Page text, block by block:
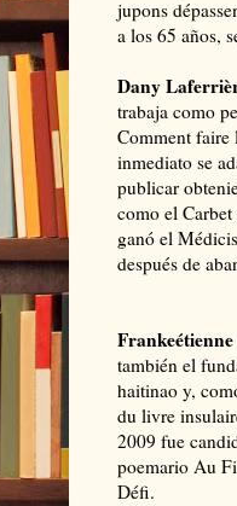
jupons
a los 65 años,
Dany
trabaja como
Comment faire
inmediato se
publicar
como el
ganó el
después de
Frankeétienne
también el
haitinao y,
du livre
2009 fue
poemario Au
Défi.